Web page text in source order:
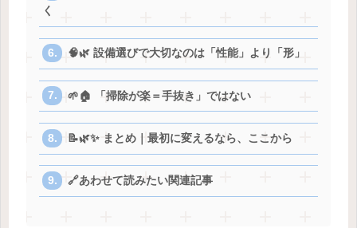
く
🧠🌿 設備選びで大切なのは「性能」より「形」
🌱🏠 「掃除が楽＝手抜き」ではない
📝🌿✨ まとめ｜最初に変えるなら、ここから
🔗あわせて読みたい関連記事